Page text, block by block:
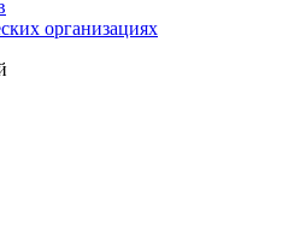
организациях